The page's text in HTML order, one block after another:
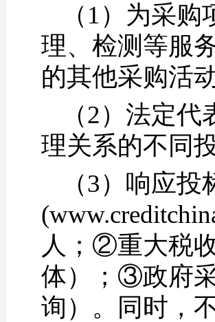
（1）为采
理、检测等服
的其他采购活动
（2）法定
理关系的不同
（3）响应
人；②重大税
体）；③政府
询）。同时，